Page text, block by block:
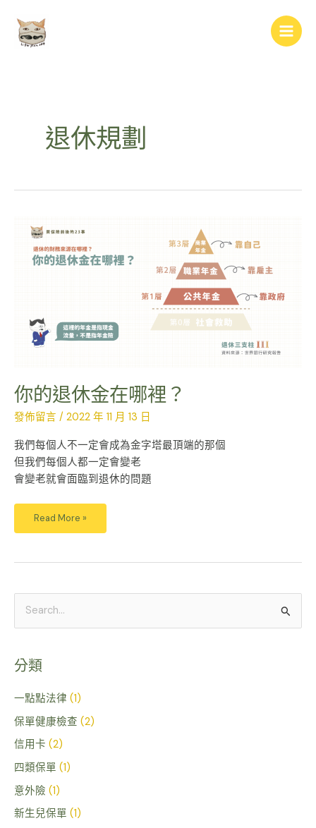
Main
退休規劃
你的退休金在哪裡？
發佈留言 / 2022 年 11 月 13 日
我們每個人不一定會成為金字塔最頂端的那個
但我們每個人都一定會變老
會變老就會面臨到退休的問題
的
退
休
金
在
Read More »
鍵
字
:
分類
一點點法律 (1)
保單健康檢查 (2)
信用卡 (2)
四類保單 (1)
意外險 (1)
新生兒保單 (1)